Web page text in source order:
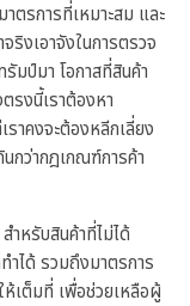
ตรการที่เหมาะสม และ
ริงเอาจังในการตรวจ
มป์มา โอกาสที่สินค้า
รงนี้เราต้องหา
าคงจะต้องหลีกเลี่ยง
นกว่ากฎเกณฑ์การค้า
ำหรับสินค้าที่ไม่ได้
ำได้ รวมถึงมาตรการ
ห้เต็มที่ เพื่อช่วยเหลือผู้